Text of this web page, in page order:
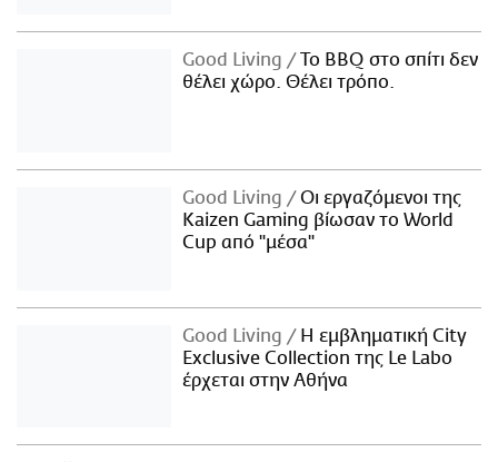
Good Living
Το BBQ στο σπίτι δεν
θέλει χώρο. Θέλει τρόπο.
Good Living
Οι εργαζόμενοι της
Kaizen Gaming βίωσαν το World
Cup από "μέσα"
Good Living
Η εμβληματική City
Exclusive Collection της Le Labo
έρχεται στην Αθήνα